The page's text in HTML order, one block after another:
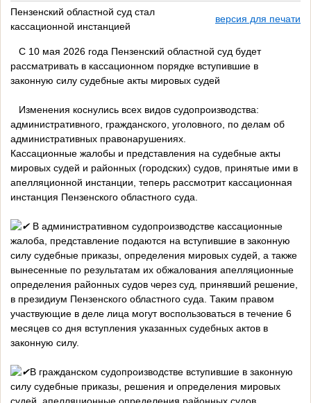
Пензенский областной суд стал
кассационной инстанцией
версия для печати
С 10 мая 2026 года Пензенский областной суд будет
рассматривать в кассационном порядке вступившие в
законную силу судебные акты мировых судей
Изменения коснулись всех видов судопроизводства:
административного, гражданского, уголовного, по делам об
административных правонарушениях.
Кассационные жалобы и представления на судебные акты
мировых судей и районных (городских) судов, принятые ими в
апелляционной инстанции, теперь рассмотрит кассационная
инстанция Пензенского областного суда.
В административном судопроизводстве кассационные
жалоба, представление подаются на вступившие в законную
силу судебные приказы, определения мировых судей, а также
вынесенные по результатам их обжалования апелляционные
определения районных судов через суд, принявший решение,
в президиум Пензенского областного суда. Таким правом
участвующие в деле лица могут воспользоваться в течение 6
месяцев со дня вступления указанных судебных актов в
законную силу.
В гражданском судопроизводстве вступившие в законную
силу судебные приказы, решения и определения мировых